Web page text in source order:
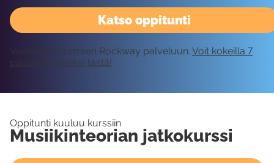
Katso oppitunti
Vaatii kirjautumisen Rockway palveluun. Voit kokeilla 7
päivää ilmaiseksi tästä!
Oppitunti kuuluu kurssiin
Musiikinteorian jatkokurssi